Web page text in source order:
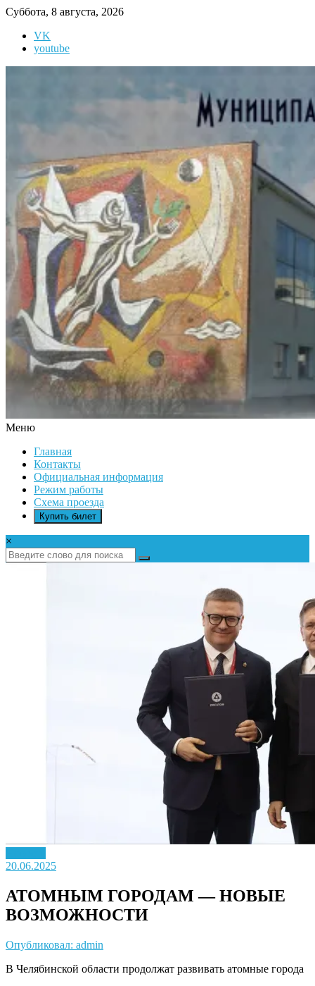
Перейти
содержимому
Суббота, 8 августа, 2026
VK
youtube
ИКАР
Меню
Главная
Контакты
Официальная информация
Режим работы
Схема проезда
Купить билет
×
20.06.2025
АТОМНЫМ ГОРОДАМ — НОВЫЕ
ВОЗМОЖНОСТИ
Опубликовал: admin
В Челябинской области продолжат развивать атомные города